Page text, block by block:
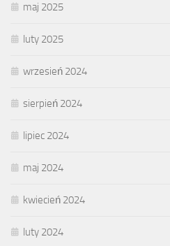
maj 2025
luty 2025
wrzesień 2024
sierpień 2024
lipiec 2024
maj 2024
kwiecień 2024
luty 2024